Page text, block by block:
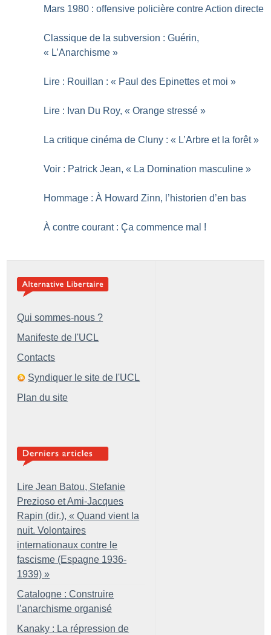
Mars 1980 : offensive policière contre Action directe
Classique de la subversion : Guérin,
« L’Anarchisme »
Lire : Rouillan : « Paul des Epinettes et moi »
Lire : Ivan Du Roy, « Orange stressé »
La critique cinéma de Cluny : « L’Arbre et la forêt »
Voir : Patrick Jean, « La Domination masculine »
Hommage : À Howard Zinn, l’historien d’en bas
À contre courant : Ça commence mal !
Qui sommes-nous ?
Manifeste de l'UCL
Contacts
Syndiquer le site de l'UCL
Plan du site
Lire Jean Batou, Stefanie
Prezioso et Ami-Jacques
Rapin (dir.), « Quand vient la
nuit. Volontaires
internationaux contre le
fascisme (Espagne 1936-
1939) »
Catalogne : Construire
l’anarchisme organisé
Kanaky : La répression de